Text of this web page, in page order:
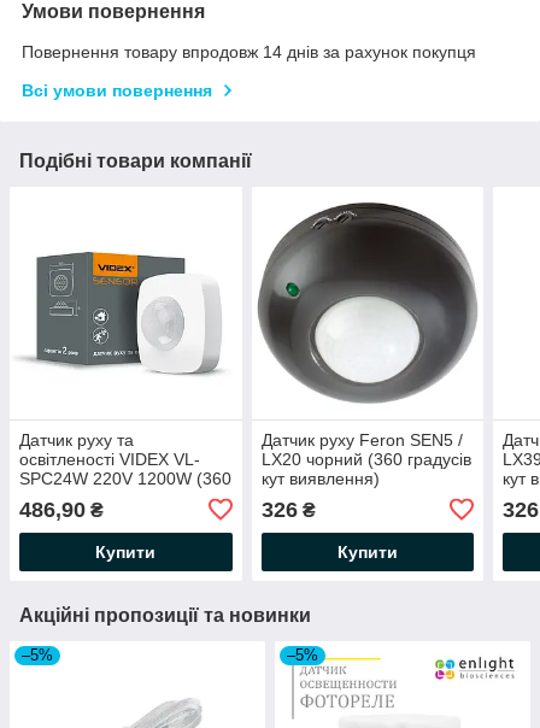
Умови повернення
Повернення товару впродовж 14 днів за рахунок покупця
Всі умови повернення
Подібні товари компанії
Датчик руху та
освітленості VIDEX VL-
SPC24W 220V 1200W (360
інфрачервоний стельовий
486,90 ₴
Купити
Датчик руху Feron SEN5 /
LX20 чорний (360 градусів
кут виявлення)
інфрачервоний стельовий
1200Вт 3-2000Лк
326₴
Купити
кут
Акційні пропозиції та новинки
–5% –5%